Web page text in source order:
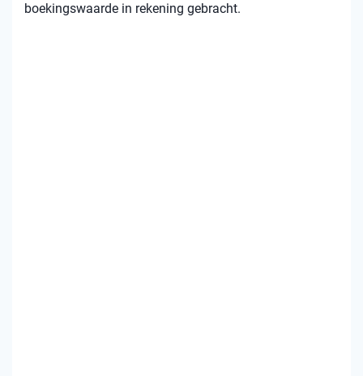
boekingswaarde in rekening gebracht.